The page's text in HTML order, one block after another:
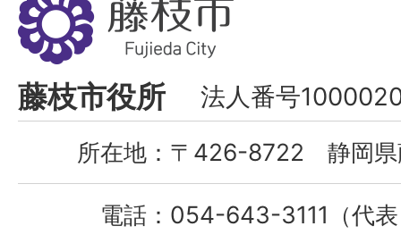
枝
市
Fujieda
City
藤枝市役所 法人番号
所在地： 〒426-8722 静岡県
電話： 054-643-3111（代